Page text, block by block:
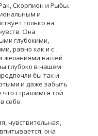
Скорпион и Рыбы.
и
только на
Она
глубокими,
равно как и с
желаниями нашей
глубоко в нашем
бы так и
и даже забыть
что страшимся той
себе.
чувствительная,
она